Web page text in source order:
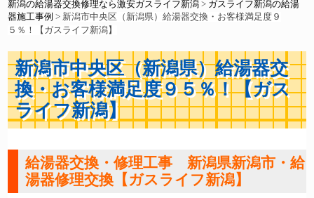
新潟の給湯器交換修理なら激安ガスライフ新潟 > ガスライフ新潟の給湯
器施工事例 > 新潟市中央区（新潟県）給湯器交換・お客様満足度９
５％！【ガスライフ新潟】
新潟市中央区（新潟県）給湯器交
換・お客様満足度９５％！【ガス
ライフ新潟】
給湯器交換・修理工事 新潟県新潟市・給
湯器修理交換【ガスライフ新潟】